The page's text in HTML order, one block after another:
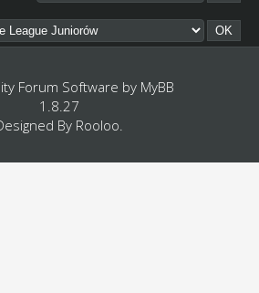
Forum Software by MyBB
1.8.27
By Rooloo.